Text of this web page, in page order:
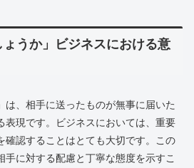
ょうか」ビジネスにおける意
は、相手に送ったものが無事に届いた
表現です。ビジネスにおいては、重要
確認することはとても大切です。この
手に対する配慮と丁寧な態度を示すこ